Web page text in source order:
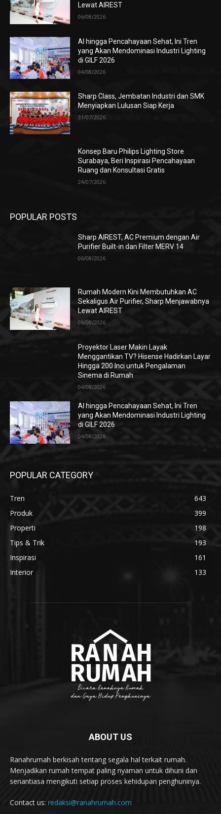
Lewat AIREST
06/08/2026
AI hingga Pencahayaan Sehat, Ini Tren
yang Akan Mendominasi Industri Lighting
di GILF 2026
04/08/2026
Sharp Class, Jembatan Industri dan SMK
Menyiapkan Lulusan Siap Kerja
31/07/2026
Konsep Baru Philips Lighting Store
Surabaya, Beri Inspirasi Pencahayaan
Ruang dan Konsultasi Gratis
24/07/2026
POPULAR POSTS
Sharp AIREST, AC Premium dengan Air
Purifier Built-in dan Filter MERV 14
06/08/2026
Rumah Modern Kini Membutuhkan AC
Sekaligus Air Purifier, Sharp Menjawabnya
Lewat AIREST
06/08/2026
Proyektor Laser Makin Layak
Menggantikan TV? Hisense Hadirkan Layar
Hingga 200 Inci untuk Pengalaman
Sinema di Rumah
04/08/2026
AI hingga Pencahayaan Sehat, Ini Tren
yang Akan Mendominasi Industri Lighting
di GILF 2026
04/08/2026
POPULAR CATEGORY
Tren
643
Produk
399
Properti
198
Tips & Trik
193
Inspirasi
161
Interior
133
ABOUT US
Ranahrumah berkisah tentang segala hal terkait rumah.
Menjadikan rumah tempat paling nyaman untuk dihuni dan
senantiasa mengikuti setiap proses kehidupan penghuninya.
Contact us: redaksi@ranahrumah.com